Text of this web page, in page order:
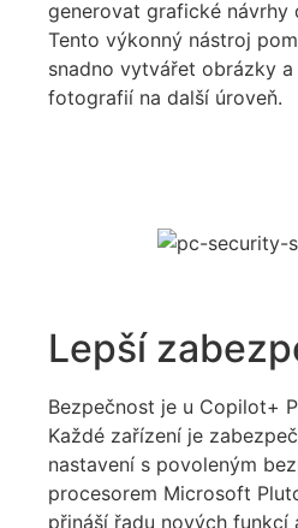
generovat grafické návrhy
Tento výkonný nástroj
snadno vytvářet obrázky a
fotografií na další úroveň.
Lepší
Bezpečnost je u Copilot+
Každé zařízení je
nastavení s povoleným
procesorem Microsoft
přináší řadu nových funkcí